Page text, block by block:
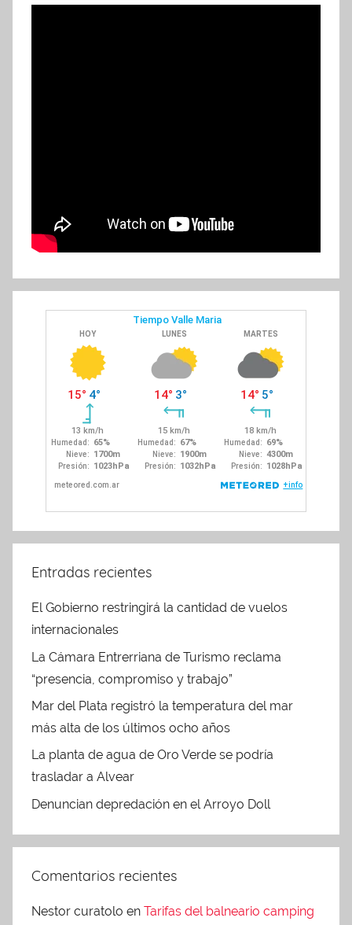
Entradas recientes
El Gobierno restringirá la cantidad de vuelos
internacionales
La Cámara Entrerriana de Turismo reclama
“presencia, compromiso y trabajo”
Mar del Plata registró la temperatura del mar
más alta de los últimos ocho años
La planta de agua de Oro Verde se podría
trasladar a Alvear
Denuncian depredación en el Arroyo Doll
Comentarios recientes
Nestor curatolo en Tarifas del balneario camping